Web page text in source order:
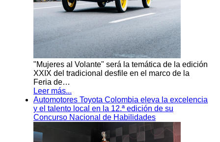
"Mujeres al Volante" será la temática de la edición
XXIX del tradicional desfile en el marco de la
Feria de…
Leer más...
Automotores Toyota Colombia eleva la excelencia
y el talento local en la 12.ª edición de su
Concurso Nacional de Habilidades